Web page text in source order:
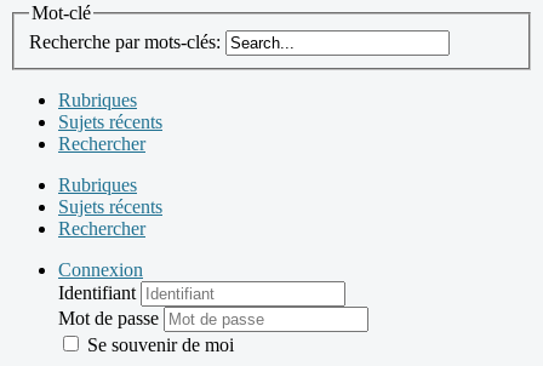
Mot-clé
Recherche par mots-clés:
Rubriques
Sujets récents
Rechercher
Rubriques
Sujets récents
Rechercher
Connexion
Identifiant
Mot de passe
Se souvenir de moi